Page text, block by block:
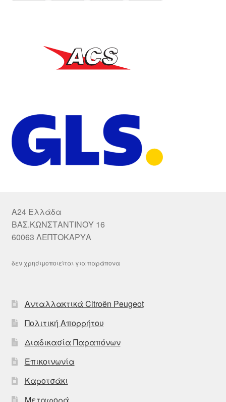
A24 Ελλάδα
ΒΑΣ.ΚΩΝΣΤΑΝΤΙΝΟΥ 16
60063 ΛΕΠΤΟΚΑΡΥΑ
δεν χρησιμοποιείται για παράπονα
Ανταλλακτικά Citroën Peugeot
Πολιτική Απορρήτου
Διαδικασία Παραπόνων
Επικοινωνία
Καροτσάκι